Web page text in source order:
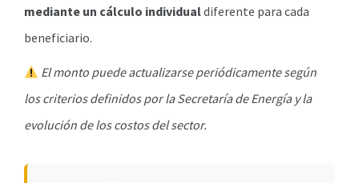
mediante un cálculo individualdiferente para cada
beneficiario.
El monto puede actualizarse periódicamente según
los criterios definidos por la Secretaría de Energía y la
evolución de los costos del sector.